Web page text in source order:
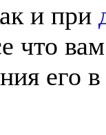
и при
что
его